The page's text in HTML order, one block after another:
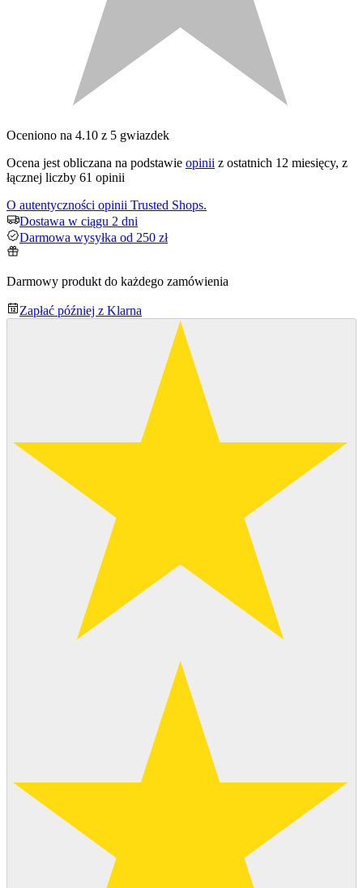
Oceniono na 4.10 z 5 gwiazdek
Ocena jest obliczana na podstawie opinii z ostatnich 12 miesięcy, z
łącznej liczby 61 opinii
O autentyczności opinii Trusted Shops.
Dostawa w ciągu 2 dni
Darmowa wysyłka od 250 zł
Darmowy produkt do każdego zamówienia
Zapłać później z Klarna